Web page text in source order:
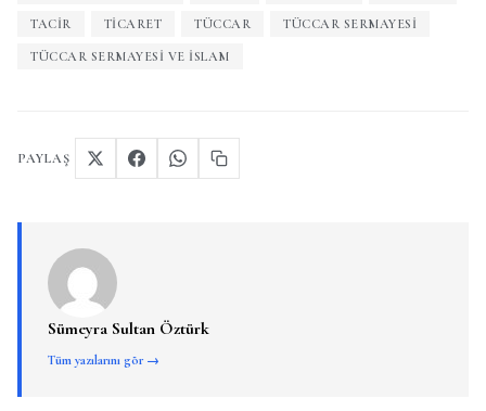
TACIR TICARET TÜCCAR TÜCCAR SERMAYESI
TÜCCAR SERMAYESI VE İSLAM
PAYLAŞ
Sümeyra Sultan Öztürk
Tüm yazılarını gör →